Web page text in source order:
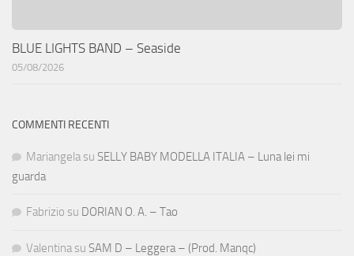
BLUE LIGHTS BAND – Seaside
05/08/2026
COMMENTI RECENTI
Mariangela su SELLY BABY MODELLA ITALIA – Luna lei mi
guarda
Fabrizio su DORIAN O. A. – Tao
Valentina su SAM D – Leggera – (Prod. Manqc)